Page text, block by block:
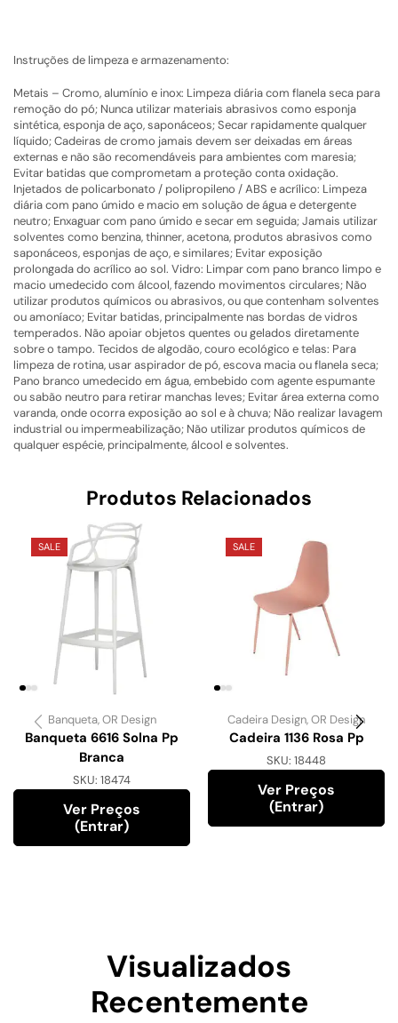
Instruções de limpeza e armazenamento:
Metais – Cromo, alumínio e inox: Limpeza diária com flanela seca para
remoção do pó; Nunca utilizar materiais abrasivos como esponja
sintética, esponja de aço, saponáceos; Secar rapidamente qualquer
líquido; Cadeiras de cromo jamais devem ser deixadas em áreas
externas e não são recomendáveis para ambientes com maresia;
Evitar batidas que comprometam a proteção conta oxidação.
Injetados de policarbonato / polipropileno / ABS e acrílico: Limpeza
diária com pano úmido e macio em solução de água e detergente
neutro; Enxaguar com pano úmido e secar em seguida; Jamais utilizar
solventes como benzina, thinner, acetona, produtos abrasivos como
saponáceos, esponjas de aço, e similares; Evitar exposição
prolongada do acrílico ao sol. Vidro: Limpar com pano branco limpo e
macio umedecido com álcool, fazendo movimentos circulares; Não
utilizar produtos químicos ou abrasivos, ou que contenham solventes
ou amoníaco; Evitar batidas, principalmente nas bordas de vidros
temperados. Não apoiar objetos quentes ou gelados diretamente
sobre o tampo. Tecidos de algodão, couro ecológico e telas: Para
limpeza de rotina, usar aspirador de pó, escova macia ou flanela seca;
Pano branco umedecido em água, embebido com agente espumante
ou sabão neutro para retirar manchas leves; Evitar área externa como
varanda, onde ocorra exposição ao sol e à chuva; Não realizar lavagem
industrial ou impermeabilização; Não utilizar produtos químicos de
qualquer espécie, principalmente, álcool e solventes.
Produtos Relacionados
SALE
Banqueta,OR Design
Banqueta 6616 Solna Pp
Branca
SKU: 18474
Ver Preços
(entrar)
SALE
Cadeira Design,OR Design
Cadeira 1136 Rosa Pp
SKU: 18448
Ver Preços
(entrar)
Visualizados
Recentemente